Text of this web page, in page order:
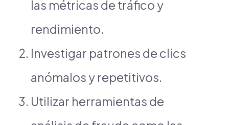
las métricas de tráfico y
rendimiento.
Investigar patrones de clics
anómalos y repetitivos.
Utilizar herramientas de